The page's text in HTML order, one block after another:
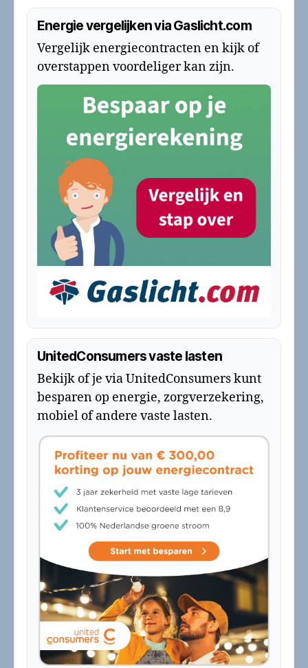
Energie vergelijken via Gaslicht.com
Vergelijk energiecontracten en kijk of
overstappen voordeliger kan zijn.
UnitedConsumers vaste lasten
Bekijk of je via UnitedConsumers kunt
besparen op energie, zorgverzekering,
mobiel of andere vaste lasten.